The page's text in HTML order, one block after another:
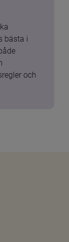
bästa i
och